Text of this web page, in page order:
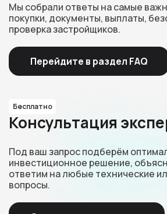
Мы собрали ответы на самые
покупки, документы, выплаты,
проверка застройщиков.
Перейдите в раздел FAQ
Бесплатно
Консультация
Под ваш запрос подберём
инвестиционное решение,
ответим на любые технические
вопросы.